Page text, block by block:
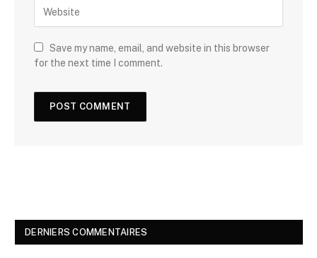
Save my name, email, and website in this browser
for the next time I comment.
DERNIERS COMMENTAIRES